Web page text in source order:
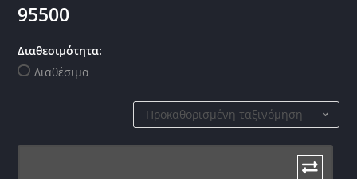
95500
Διαθεσιμότητα:
Διαθέσιμα
Προκαθορισμένη ταξινόμηση